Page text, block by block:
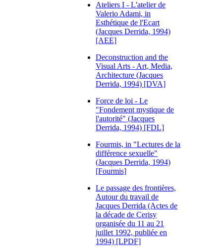
Ateliers I - L'atelier de
Valerio Adami, in
Esthétique de l'Ecart
(Jacques Derrida, 1994)
[AEE]
Deconstruction and the
Visual Arts - Art, Media,
Architecture (Jacques
Derrida, 1994) [DVA]
Force de loi - Le
"Fondement mystique de
l'autorité" (Jacques
Derrida, 1994) [FDL]
Fourmis, in "Lectures de la
différence sexuelle"
(Jacques Derrida, 1994)
[Fourmis]
Le passage des frontières,
Autour du travail de
Jacques Derrida (Actes de
la décade de Cerisy
organisée du 11 au 21
juillet 1992, publiée en
1994) [LPDF]